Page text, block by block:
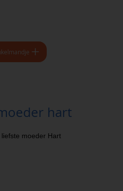
hart
moeder Hart